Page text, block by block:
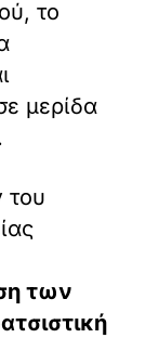
το
μερίδα
του
των